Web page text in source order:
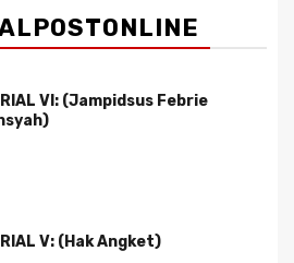
VI: (Jampidsus Febrie
V: (Hak Angket)